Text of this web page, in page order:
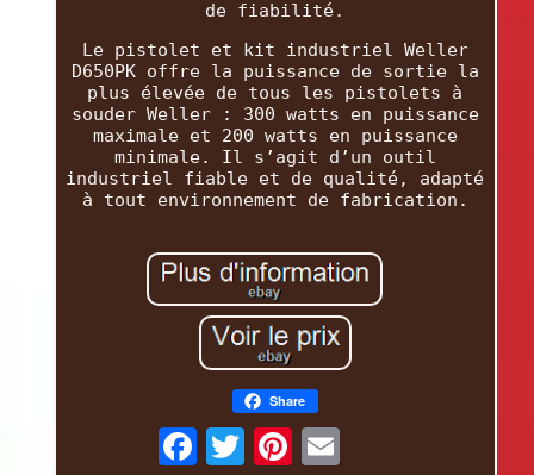
de fiabilité.
Le pistolet et kit industriel Weller
D650PK offre la puissance de sortie la
plus élevée de tous les pistolets à
souder Weller : 300 watts en puissance
maximale et 200 watts en puissance
minimale. Il s’agit d’un outil
industriel fiable et de qualité, adapté
à tout environnement de fabrication.
Share